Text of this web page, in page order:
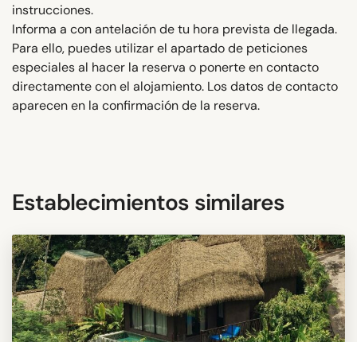
instrucciones.
Informa a con antelación de tu hora prevista de llegada.
Para ello, puedes utilizar el apartado de peticiones
especiales al hacer la reserva o ponerte en contacto
directamente con el alojamiento. Los datos de contacto
aparecen en la confirmación de la reserva.
Establecimientos similares